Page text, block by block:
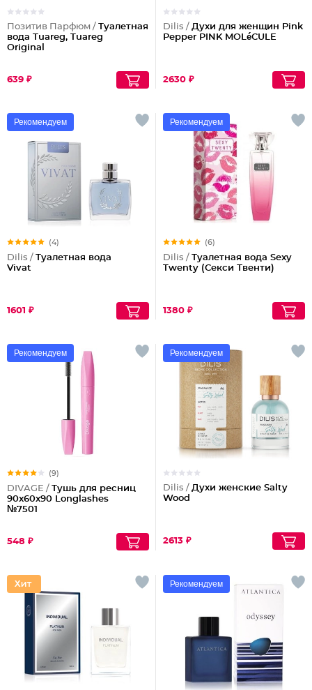
Позитив Парфюм / Туалетная
вода Tuareg, Tuareg
Original
639 ₽
Dilis / Духи для женщин Pink
Pepper PINK MOLéCULE
2630 ₽
Рекомендуем
(4)
Dilis / Туалетная вода
Vivat
1601 ₽
Рекомендуем
(6)
Dilis / Туалетная вода Sexy
Twenty (Секси Твенти)
1380 ₽
Рекомендуем
(9)
DIVAGE / Тушь для ресниц
90x60x90 Longlashes
№7501
548 ₽
Рекомендуем
Dilis / Духи женские Salty
Wood
2613 ₽
Рекомендуем